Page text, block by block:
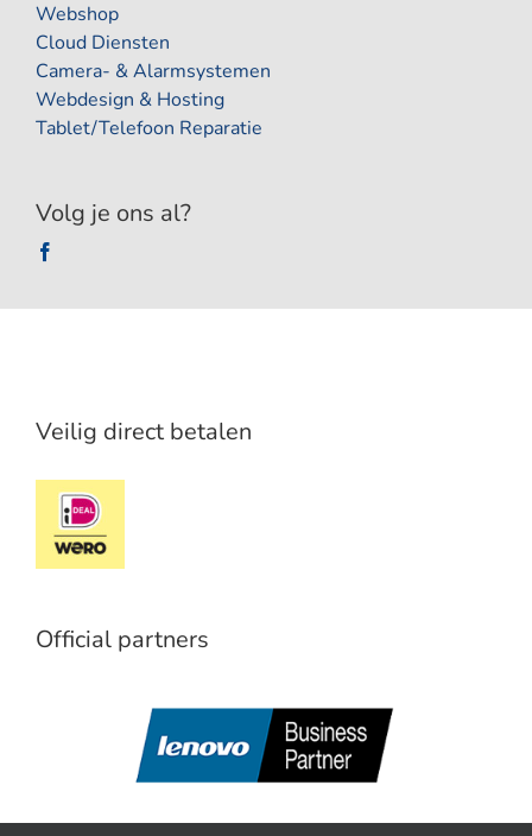
Webshop
Cloud Diensten
Camera- & Alarmsystemen
Webdesign & Hosting
Tablet/Telefoon Reparatie
Volg je ons al?
Veilig direct betalen
Official partners